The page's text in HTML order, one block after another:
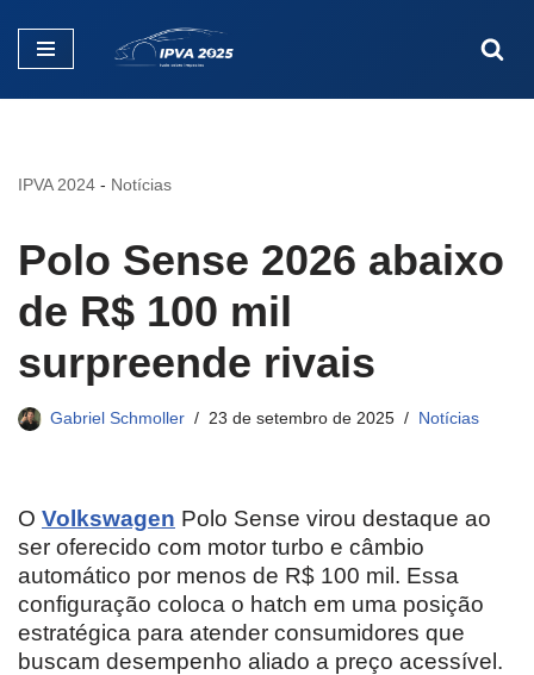
Pular
IPVA 2024 - Notícias
Polo Sense 2026 abaixo
de R$ 100 mil
surpreende rivais
Gabriel Schmoller 23 de setembro de 2025 Notícias
O Volkswagen Polo Sense virou destaque ao
ser oferecido com motor turbo e câmbio
automático por menos de R$ 100 mil. Essa
configuração coloca o hatch em uma posição
estratégica para atender consumidores que
buscam desempenho aliado a preço acessível.